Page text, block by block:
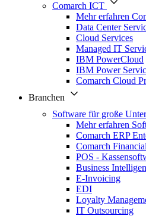
Comarch ICT
Mehr erfahren
Data Center
Cloud Services
Managed IT
IBM PowerCloud
IBM Power
Comarch Cloud
Branchen
Software für große
Mehr erfahren
Comarch ERP
Comarch
POS -
Business
E-Invoicing
EDI
Loyalty
IT Outsourcing